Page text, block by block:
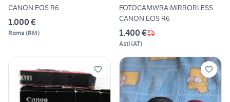
CANON EOS R6
1.000 €
Roma (RM)
FOTOCAMWRA MIRRORLESS
CANON EOS R6
1.400 €
Asti(AT)